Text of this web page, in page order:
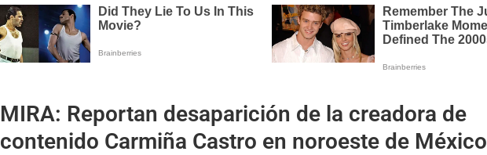
MIRA: Reportan desaparición de la creadora de
contenido Carmiña Castro en noroeste de México